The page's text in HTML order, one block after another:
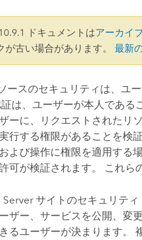
ドキュメントはアーカイ
が古い場合があります。最新
ースのセキュリティは、ユ
は、ユーザーが本人である
ーに、リクエストされたリ
行する権限があることを検
よび操作に権限を適用する
可が検証されます。 これら
Server サイトのセキュリテ
ザー、サービスを公開、変
るユーザーが決まります。